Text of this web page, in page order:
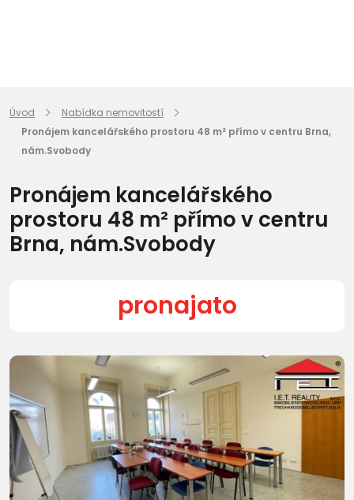
Úvod
Nabídka nemovitostí
Pronájem kancelářského prostoru 48 m² přímo v centru Brna,
nám.Svobody
Pronájem kancelářského
prostoru 48 m² přímo v centru
Brna, nám.Svobody
pronajato